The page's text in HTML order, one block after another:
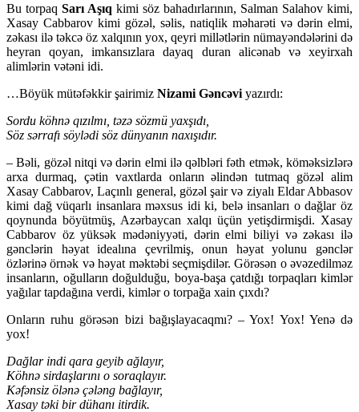
Bu torpaq Sarı Aşıq kimi söz bahadırlarının, Salman Salahov kimi,
Xasay Cabbarov kimi gözəl, səlis, natiqlik məharəti və dərin elmi,
zəkası ilə təkcə öz xalqının yox, qeyri millətlərin nümayəndələrini də
heyran qoyan, imkansızlara dayaq duran alicənab və xeyirxah
alimlərin vətəni idi.
…Böyük mütəfəkkir şairimiz Nizami Gəncəvi yazırdı:
Sordu köhnə qızılmı, təzə sözmü yaxşıdı,
Söz sərrafı söylədi söz dünyanın naxışıdır.
– Bəli, gözəl nitqi və dərin elmi ilə qəlbləri fəth etmək, köməksizlərə
arxa durmaq, çətin vaxtlarda onların əlindən tutmaq gözəl alim
Xasay Cabbarov, Laçınlı general, gözəl şair və ziyalı Eldar Abbasov
kimi dağ vüqarlı insanlara məxsus idi ki, belə insanları o dağlar öz
qoynunda böyütmüş, Azərbaycan xalqı üçün yetişdirmişdi. Xasay
Cabbarov öz yüksək mədəniyyəti, dərin elmi biliyi və zəkası ilə
gənclərin həyat idealına çevrilmiş, onun həyat yolunu gənclər
özlərinə örnək və həyat məktəbi seçmişdilər. Görəsən o əvəzedilməz
insanların, oğulların doğulduğu, boya-başa çatdığı torpaqları kimlər
yağılar tapdağına verdi, kimlər o torpağa xain çıxdı?
Onların ruhu görəsən bizi bağışlayacaqmı? – Yox! Yox! Yenə də
yox!
Dağlar indi qara geyib ağlayır,
Köhnə sirdaşlarını o soraqlayır.
Kəfənsiz ölənə çələng bağlayır,
Xasay təki bir dühanı itirdik.